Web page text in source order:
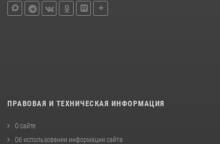
ПРАВОВАЯ И ТЕХНИЧЕСКАЯ ИНФОРМАЦИЯ
О сайте
Об использовании информации сайта